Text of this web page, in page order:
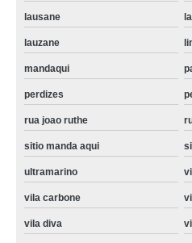
conserto maquina de lavar orçamento
conserto maquina lavar roupa Santa
conserto maquina de lavar roupa
quanto custa conserto de maquina de
preço de conserto maquina lavar
conserto maquina de lavar valor Vila
tecnico em conserto de maquina de
tecnico em conserto de maquina de
lausane
lauzane
mandaqui
perdizes
rua joao ruthe
sitio manda aqui
ultramarino
vila carbone
vila diva